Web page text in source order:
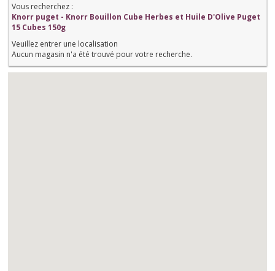
Vous recherchez :
Knorr puget - Knorr Bouillon Cube Herbes et Huile D'Olive Puget
15 Cubes 150g
Veuillez entrer une localisation
Aucun magasin n'a été trouvé pour votre recherche.